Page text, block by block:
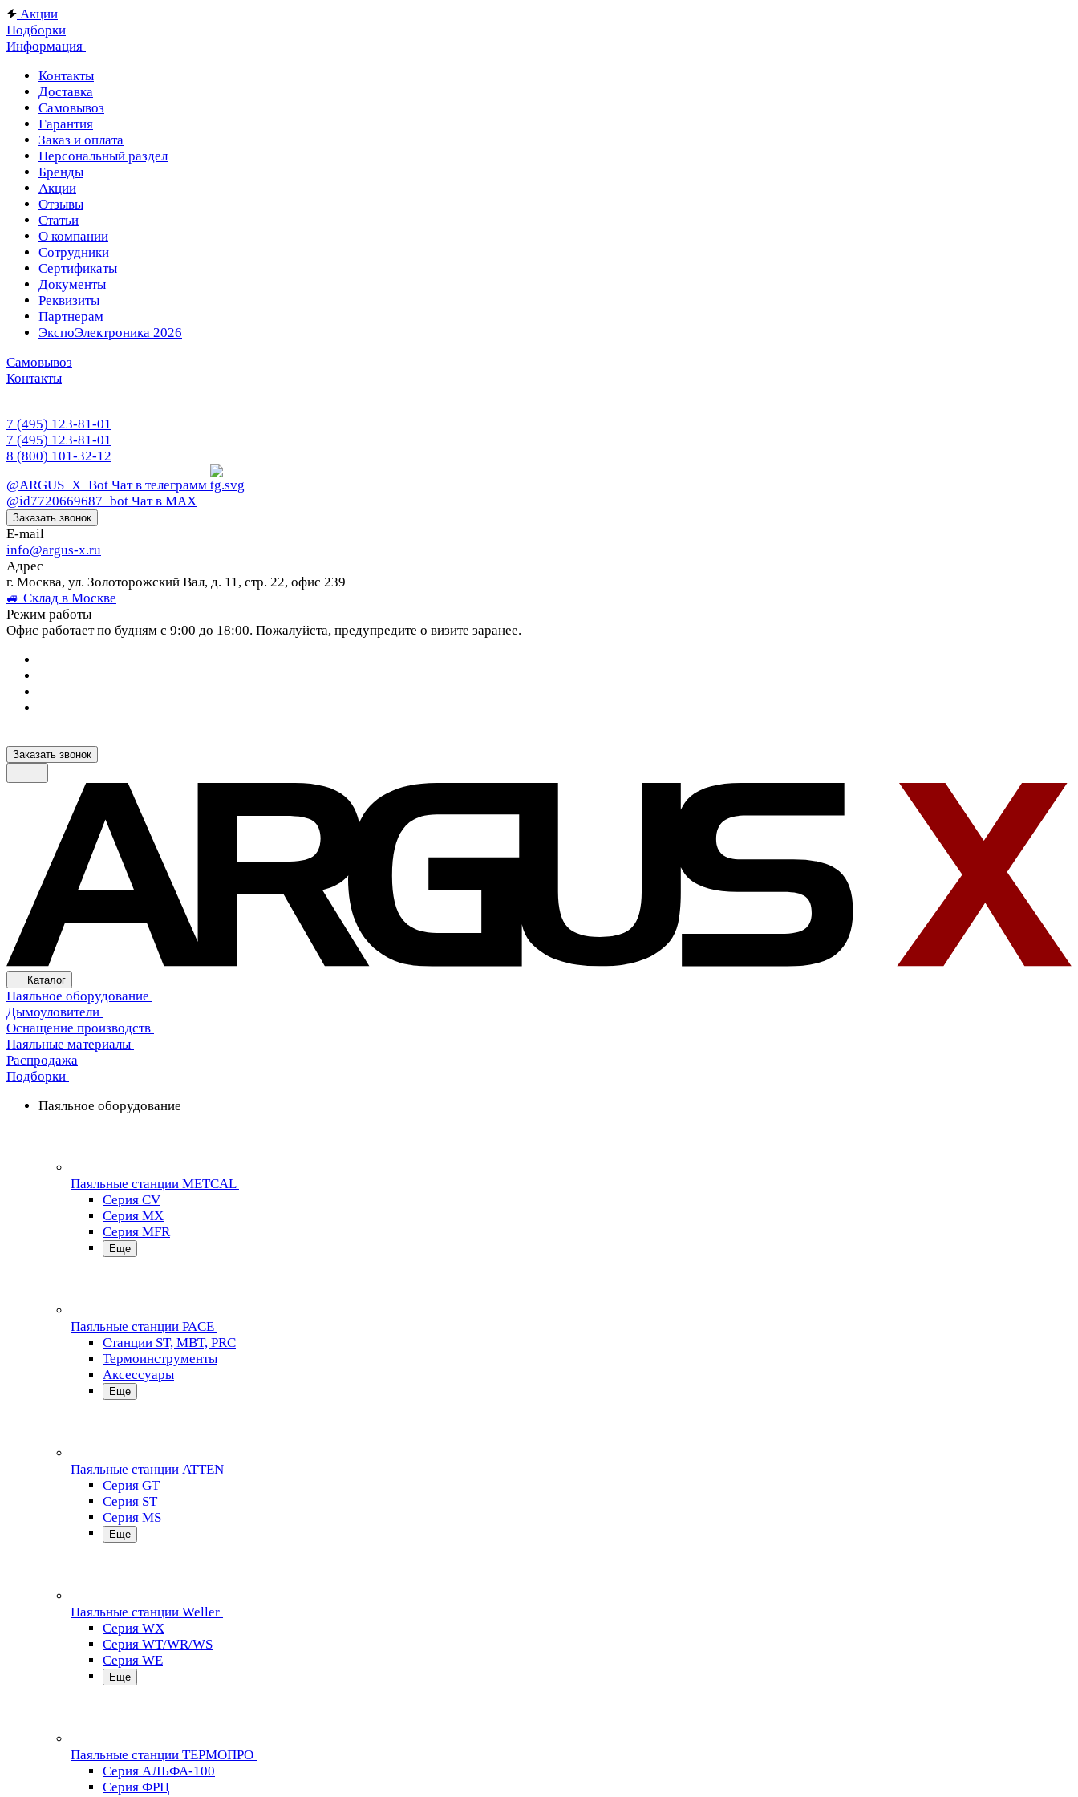
Акции
Подборки
Информация
Контакты
Доставка
Самовывоз
Гарантия
Заказ и оплата
Персональный раздел
Бренды
Акции
Отзывы
Статьи
О компании
Сотрудники
Сертификаты
Документы
Реквизиты
Партнерам
ЭкспоЭлектроника 2026
Самовывоз
Контакты
7 (495) 123-81-01
7 (495) 123-81-01
8 (800) 101-32-12
@ARGUS_X_Bot Чат в телеграмм
@id7720669687_bot Чат в МАХ
Заказать звонок
E-mail
info@argus-x.ru
Адрес
г. Москва, ул. Золоторожский Вал, д. 11, стр. 22, офис 239
🚙 Склад в Москве
Режим работы
Офис работает по будням с 9:00 до 18:00. Пожалуйста, предупредите о визите заранее.
Заказать звонок
Каталог
Паяльное оборудование
Дымоуловители
Оснащение производств
Паяльные материалы
Распродажа
Подборки
Паяльное оборудование
Паяльные станции METCAL
Серия CV
Серия MX
Серия MFR
Еще
Паяльные станции PACE
Станции ST, MBT, PRC
Термоинструменты
Аксессуары
Еще
Паяльные станции ATTEN
Серия GT
Серия ST
Серия MS
Еще
Паяльные станции Weller
Серия WX
Серия WT/WR/WS
Серия WE
Еще
Паяльные станции ТЕРМОПРО
Серия АЛЬФА-100
Серия ФРЦ